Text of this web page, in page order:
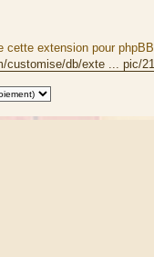
cette extension pour
customise/db/exte ... pic/